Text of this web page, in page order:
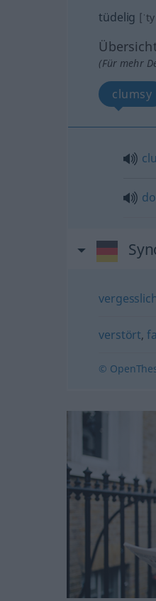
tüdelig
(Für mehr
clumsy
verstört,
©